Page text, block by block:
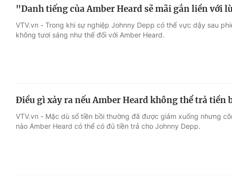
"Danh tiếng của Amber Heard sẽ mãi gắn liền với
VTV.vn - Trong khi sự nghiệp Johnny Depp có thể vực dậy sau
không tươi sáng như thế đối với Amber Heard.
Điều gì xảy ra nếu Amber Heard không thể trả tiền
VTV.vn - Mặc dù số tiền bồi thường đã được giảm xuống nhưng
nào Amber Heard có thể có đủ tiền trả cho Johnny Depp.